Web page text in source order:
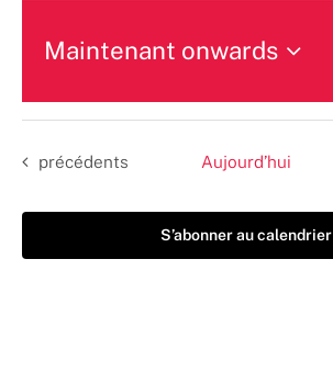
Maintenant onwards
une
date.
Évènements
précédents Aujourd’hui
S’abonner au calendrier